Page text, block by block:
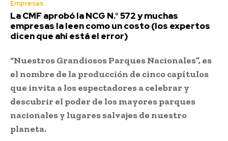
Empresas
La CMF aprobó la NCG N.° 572 y muchas
empresas la leen como un costo (los expertos
dicen que ahí está el error)
“Nuestros Grandiosos Parques Nacionales”, es
el nombre de la producción de cinco capítulos
que invita a los espectadores a celebrar y
descubrir el poder de los mayores parques
nacionales y lugares salvajes de nuestro
planeta.